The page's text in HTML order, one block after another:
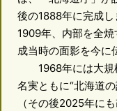
後の1888年に完成し
1909年、内部を全
成当時の面影を今に
1968年には大規模
名実ともに“北海道
（その後2025年に